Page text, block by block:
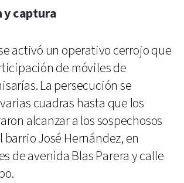
y captura
activó un operativo cerrojo que
de móviles de
La persecución se
cuadras hasta que los
alcanzar a los sospechosos
barrio José Hernández, en
de avenida Blas Parera y calle